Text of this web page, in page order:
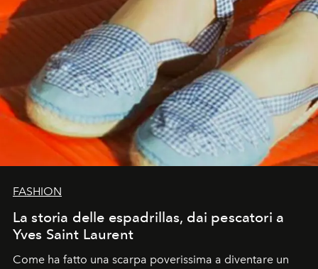
FASHION
La storia delle espadrillas, dai pescatori a
Yves Saint Laurent
Come ha fatto una scarpa poverissima a diventare un